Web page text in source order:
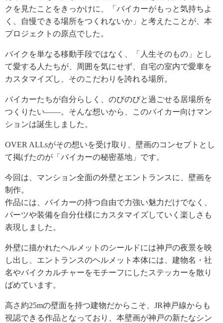
クを見たことをきっかけに、「バイカーがもっと気持ちよ
く、自慢できる場所をつくれないか」と考えたことが、本
プロジェクトの原点でした。
バイクを単なる移動手段ではなく、「人生そのもの」とし
て愛する人たちが、周囲を気にせず、自宅の室内で愛車を
カスタマイズし、そのこだわりを誇れる場所。
バイカーたちが自分らしく、のびのびと過ごせる居場所を
つくりたい――。そんな想いから、このバイカー向けマン
ションは誕生しました。
OVER ALLsがその想いを受け取り、壁画のコンセプトとし
て掲げたのが「バイカーの秘密基地」です。
今回は、マンション全面の外壁とエントランスに、壁画を
制作。
作品には、バイカーの持つ自由で力強い魅力だけでなく、
パーツや装備を自分仕様にカスタマイズしていく楽しさも
表現しました。
外壁に描かれたヘルメットのシールドには神戸の夜景を映
し出し、エントランスのヘルメット本体には、建物名・社
名やバイクカルチャーをモチーフにしたステッカーを散り
ばめています。
高さ約25mの壁面を持つ建物だからこそ、JR神戸線からも
視認できる作品となっており、本壁画が神戸の新たなシン